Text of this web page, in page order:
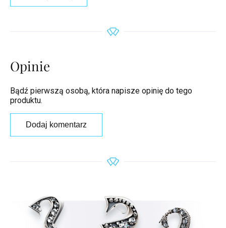
Opinie
Bądź pierwszą osobą, która napisze opinię do tego
produktu.
Dodaj komentarz